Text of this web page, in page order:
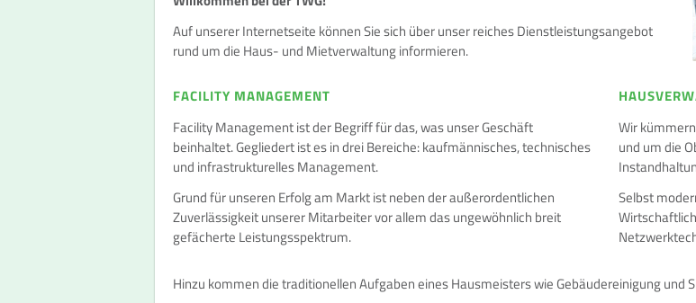
Auf unserer Internetseite können Sie sich über unser reiches Dienstleistungsangebot
rund um die Haus- und Mietverwaltung informieren.
FACILITY MANAGEMENT
Facility Management ist der Begriff für das, was unser Geschäft
beinhaltet. Gegliedert ist es in drei Bereiche: kaufmännisches, technisches
und infrastrukturelles Management.
Grund für unseren Erfolg am Markt ist neben der außerordentlichen
Zuverlässigkeit unserer Mitarbeiter vor allem das ungewöhnlich breit
gefächerte Leistungsspektrum.
Wir
und um die
Selbst
Hinzu kommen die traditionellen Aufgaben eines Hausmeisters wie Gebäudereinigung und